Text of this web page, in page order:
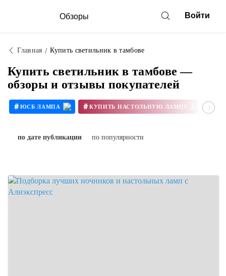
Обзоры Войти
Главная Купить светильник в тамбове
Купить светильник в тамбове —
обзоры и отзывы покупателей
# ЮСБ ЛАМПА #
по дате публикации по популярности